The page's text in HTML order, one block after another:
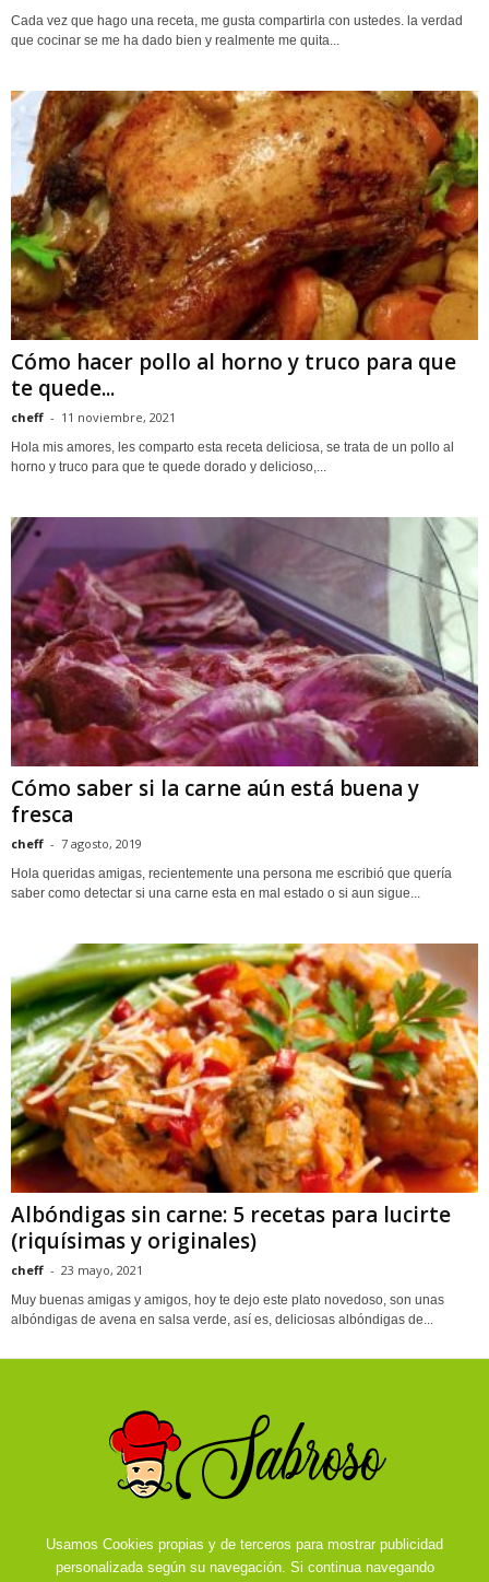
Cada vez que hago una receta, me gusta compartirla con ustedes. la verdad
que cocinar se me ha dado bien y realmente me quita...
Cómo hacer pollo al horno y truco para que
te quede...
cheff - 11 noviembre, 2021
Hola mis amores, les comparto esta receta deliciosa, se trata de un pollo al
horno y truco para que te quede dorado y delicioso,...
Cómo saber si la carne aún está buena y
fresca
cheff - 7 agosto, 2019
Hola queridas amigas, recientemente una persona me escribió que quería
saber como detectar si una carne esta en mal estado o si aun sigue...
Albóndigas sin carne: 5 recetas para lucirte
(riquísimas y originales)
cheff - 23 mayo, 2021
Muy buenas amigas y amigos, hoy te dejo este plato novedoso, son unas
albóndigas de avena en salsa verde, así es, deliciosas albóndigas de...
Usamos Cookies propias y de terceros para mostrar publicidad
personalizada según su navegación. Si continua navegando